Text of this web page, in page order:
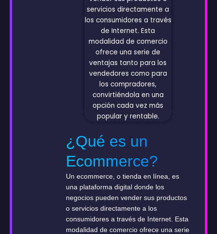
¿Qué es un
Ecommerce?
Un ecommerce, o tienda en línea, es
una plataforma digital donde los
negocios pueden vender sus productos
o servicios directamente a los
consumidores a través de Internet. Esta
modalidad de comercio ofrece una serie